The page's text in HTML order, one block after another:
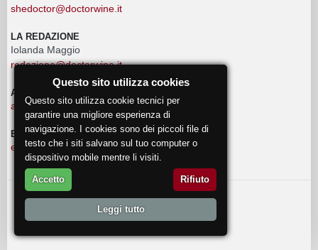
shedoctor@doctorwine.it
LA REDAZIONE
Iolanda Maggio
redazione@doctorwine.it
ADVERTISING
advertising@doctorwine.it
EVENTI
eventi@doctorwine.it
© 2018 DoctorWine .
Questo sito utilizza cookies
Questo sito utilizza cookie tecnici per
garantire una migliore esperienza di
navigazione. I cookies sono dei piccoli file di
testo che i siti salvano sul tuo computer o
dispositivo mobile mentre li visiti.
Accetto Rifiuto
Leggi tutto